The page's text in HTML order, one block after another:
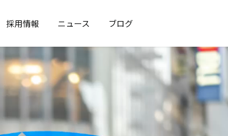
採用情報 ニュース ブログ